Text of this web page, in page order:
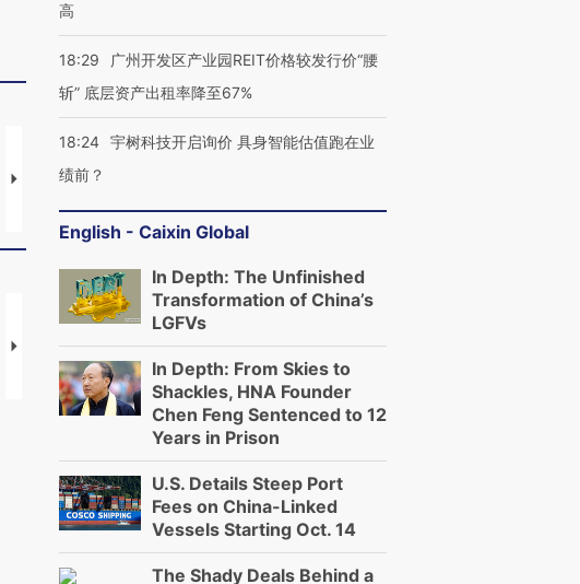
马航飞行员跨国走私7万
【推广】走进第四届链博
会，让数智科技“链”接产
【特别呈现】寻找100种
有意思的生活方式·第三对
【商旅对话】华住集团
高
18:29
广州开发区产业园REIT价格较发行价“腰
斩” 底层资产出租率降至67%
18:24 宇树科技开启询价 具身智能估值跑在业
绩前？
English - Caixin Global
In Depth: The Unfinished
Transformation of China’s
LGFVs
In Depth: From Skies to
Shackles, HNA Founder
Chen Feng Sentenced to 12
Years in Prison
U.S. Details Steep Port
Fees on China-Linked
Vessels Starting Oct. 14
The Shady Deals Behind a